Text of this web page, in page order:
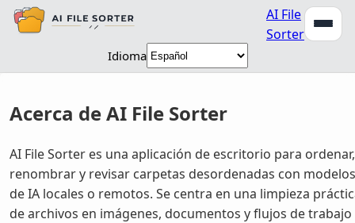
AI File
Sorter
Idioma
Acerca de AI File Sorter
AI File Sorter es una aplicación de escritorio para ordenar,
renombrar y revisar carpetas desordenadas con modelos
de IA locales o remotos. Se centra en una limpieza
de archivos en imágenes, documentos y flujos de trabajo